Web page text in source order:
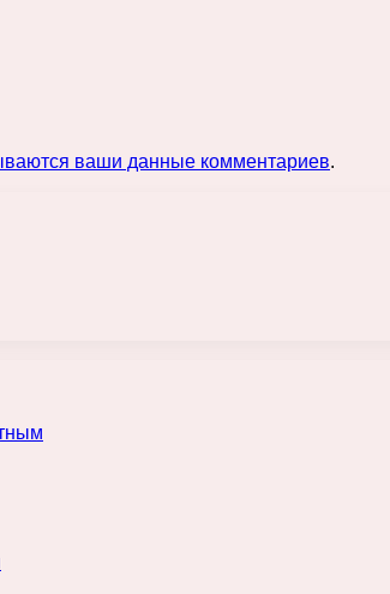
ваши данные комментариев.